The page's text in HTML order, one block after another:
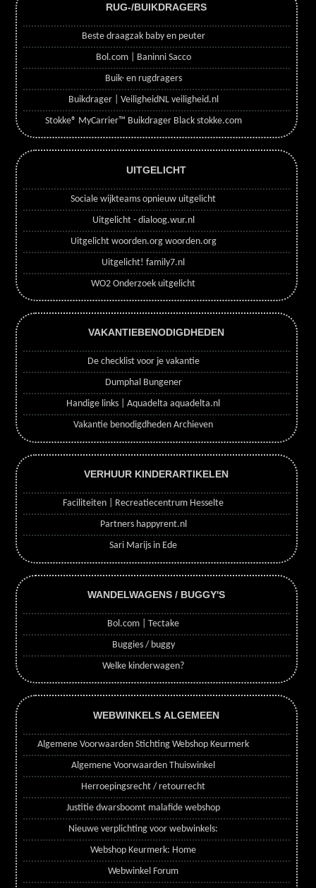
RUG-/BUIKDRAGERS
Beste draagzak baby en peuter
Bol.com | Baninni Sacco
Buik- en rugdragers
Buikdrager | VeiligheidNL veiligheid.nl
Stokke® MyCarrier™ Buikdrager Black stokke.com
UITGELICHT
Sociale wijkteams opnieuw uitgelicht
Uitgelicht - dialoog.wur.nl
Uitgelicht woorden.org woorden.org
Uitgelicht! family7.nl
WO2 Onderzoek uitgelicht
VAKANTIEBENODIGDHEDEN
De checklist voor je vakantie
Dumphal Bungener
Handige links | Aquadelta aquadelta.nl
Vakantie benodigdheden Archieven
VERHUUR KINDERARTIKELEN
Faciliteiten | Recreatiecentrum Hesselte
Partners happyrent.nl
Sari Marijs in Ede
WANDELWAGENS / BUGGY'S
Bol.com | Tectake
Buggies / buggy
Welke kinderwagen?
WEBWINKELS ALGEMEEN
Algemene Voorwaarden Stichting Webshop Keurmerk
Algemene Voorwaarden Thuiswinkel
Herroepingsrecht / retourrecht
Justitie dwarsboomt malafide webshop
Nieuwe verplichting voor webwinkels:
Webshop Keurmerk: Home
Webwinkel Forum